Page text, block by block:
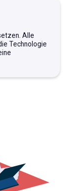
Alle
Technologie